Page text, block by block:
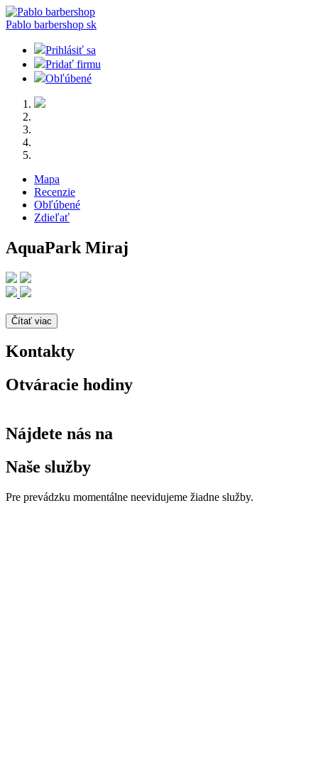
Pablo barbershop sk
Prihlásiť sa
Pridať firmu
Obľúbené
Mapa
Recenzie
Obľúbené
Zdieľať
AquaPark Miraj
Čítať viac
Kontakty
Otváracie hodiny
Nájdete nás na
Naše služby
Pre prevádzku momentálne neevidujeme žiadne služby.